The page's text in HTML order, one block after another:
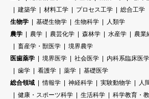
建築学
材料工学 プロセス工学
総合工学
生物学
基礎生物学 生物科学
人類学
農学
農学 農芸化学 森林学 水産学 農業
畜産学・獣医学
境界農学
医歯薬学
境界医学 社会医学 内科系臨床医学
歯学
看護学 薬学
基礎医学
総合領域
情報学 神経科学 実験動物学
人
健康・スポーツ科学
生活科学
科学教育・